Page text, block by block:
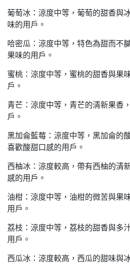
葡萄冰：涼度中等，葡萄的甜香與
味的用戶。
哈密瓜：涼度中等，特色為甜而不
果味的用戶。
蜜桃：涼度中等，蜜桃的甜香與果
戶。
青芒：涼度中等，青芒的清新果香
戶。
黑加侖藍莓：涼度中等，黑加侖的
喜歡酸甜口感的用戶。
西柚冰：涼度較高，帶有西柚的清
感的用戶。
油柑：涼度中等，油柑的微苦與果
用戶。
荔枝：涼度中等，荔枝的甜香與多
用戶。
西瓜冰：涼度較高，西瓜的甜味與